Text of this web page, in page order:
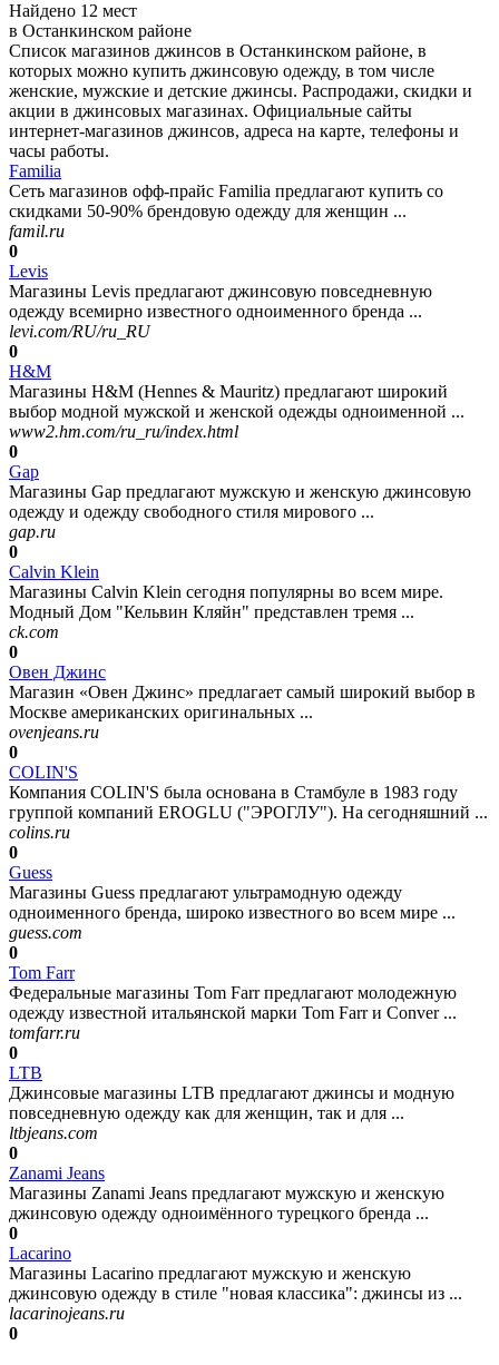
Найдено 12 мест
в Останкинском районе
Список магазинов джинсов в Останкинском районе, в
которых можно купить джинсовую одежду, в том числе
женские, мужские и детские джинсы. Распродажи, скидки и
акции в джинсовых магазинах. Официальные сайты
интернет-магазинов джинсов, адреса на карте, телефоны и
часы работы.
Familia
Сеть магазинов офф-прайс Familia предлагают купить со
скидками 50-90% брендовую одежду для женщин ...
famil.ru
0
Levis
Магазины Levis предлагают джинсовую повседневную
одежду всемирно известного одноименного бренда ...
levi.com/RU/ru_RU
0
H&M
Магазины H&M (Hennes & Mauritz) предлагают широкий
выбор модной мужской и женской одежды одноименной ...
www2.hm.com/ru_ru/index.html
0
Gap
Магазины Gap предлагают мужскую и женскую джинсовую
одежду и одежду свободного стиля мирового ...
gap.ru
0
Calvin Klein
Магазины Calvin Klein сегодня популярны во всем мире.
Модный Дом "Кельвин Кляйн" представлен тремя ...
ck.com
0
Овен Джинс
Магазин «Овен Джинс» предлагает самый широкий выбор в
Москве американских оригинальных ...
ovenjeans.ru
0
COLIN'S
Компания COLIN'S была основана в Стамбуле в 1983 году
группой компаний EROGLU ("ЭРОГЛУ"). На сегодняшний ...
colins.ru
0
Guess
Магазины Guess предлагают ультрамодную одежду
одноименного бренда, широко известного во всем мире ...
guess.com
0
Tom Farr
Федеральные магазины Tom Farr предлагают молодежную
одежду известной итальянской марки Tom Farr и Conver ...
tomfarr.ru
0
LTB
Джинсовые магазины LTB предлагают джинсы и модную
повседневную одежду как для женщин, так и для ...
ltbjeans.com
0
Zanami Jeans
Магазины Zanami Jeans предлагают мужскую и женскую
джинсовую одежду одноимённого турецкого бренда ...
0
Lacarino
Магазины Lacarino предлагают мужскую и женскую
джинсовую одежду в стиле "новая классика": джинсы из ...
lacarinojeans.ru
0